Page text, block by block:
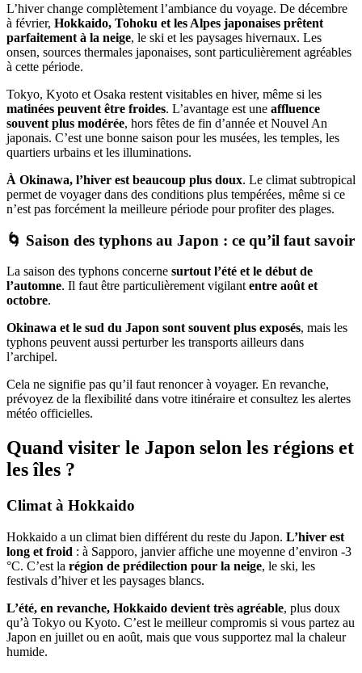
L’hiver change complètement l’ambiance du voyage. De décembre
à février, Hokkaido, Tohoku et les Alpes japonaises prêtent
parfaitement à la neige, le ski et les paysages hivernaux. Les
onsen, sources thermales japonaises, sont particulièrement agréables
à cette période.
Tokyo, Kyoto et Osaka restent visitables en hiver, même si les
matinées peuvent être froides. L’avantage est une affluence
souvent plus modérée, hors fêtes de fin d’année et Nouvel An
japonais. C’est une bonne saison pour les musées, les temples, les
quartiers urbains et les illuminations.
À Okinawa, l’hiver est beaucoup plus doux. Le climat subtropical
permet de voyager dans des conditions plus tempérées, même si ce
n’est pas forcément la meilleure période pour profiter des plages.
🌀 Saison des typhons au Japon : ce qu’il faut savoir
La saison des typhons concerne surtout l’été et le début de
l’automne. Il faut être particulièrement vigilant entre août et
octobre.
Okinawa et le sud du Japon sont souvent plus exposés, mais les
typhons peuvent aussi perturber les transports ailleurs dans
l’archipel.
Cela ne signifie pas qu’il faut renoncer à voyager. En revanche,
prévoyez de la flexibilité dans votre itinéraire et consultez les alertes
météo officielles.
Quand visiter le Japon selon les régions et
les îles ?
Climat à Hokkaido
Hokkaido a un climat bien différent du reste du Japon. L’hiver est
long et froid : à Sapporo, janvier affiche une moyenne d’environ -3
°C. C’est la région de prédilection pour la neige, le ski, les
festivals d’hiver et les paysages blancs.
L’été, en revanche, Hokkaido devient très agréable, plus doux
qu’à Tokyo ou Kyoto. C’est le meilleur compromis si vous partez au
Japon en juillet ou en août, mais que vous supportez mal la chaleur
humide.